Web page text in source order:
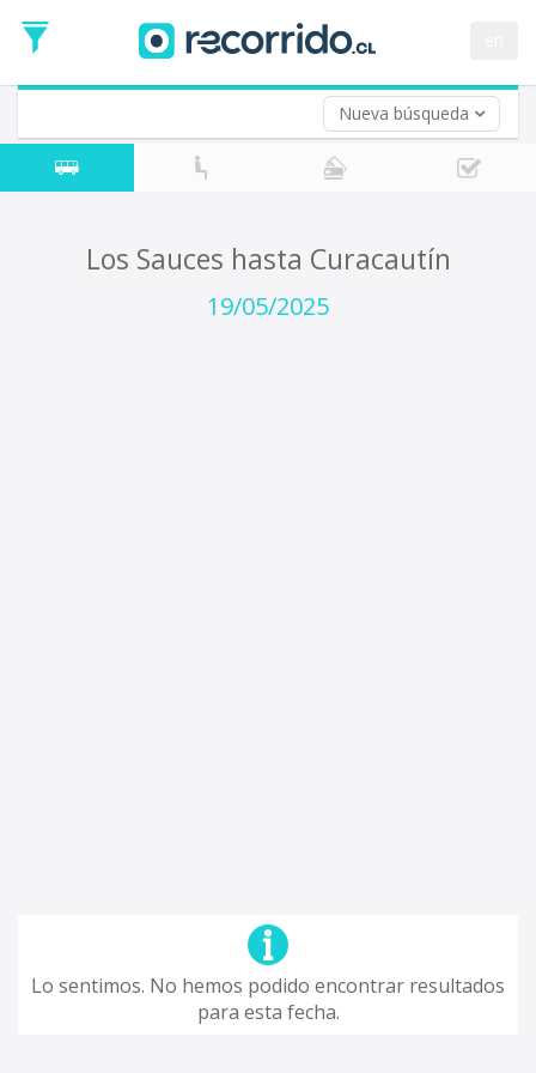
Nueva búsqueda
de
Ida
Vuelta (opcional)
Fecha
de
Los Sauces hasta Curacautín
19/05/2025
Lo sentimos. No hemos podido encontrar resultados
para esta fecha.